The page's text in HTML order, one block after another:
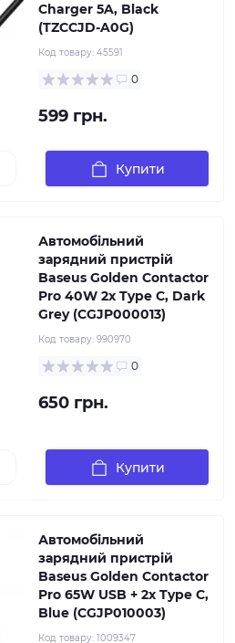
Charger 5A, Black
(TZCCJD-A0G)
Код товару: 45591
0
599 грн.
Купити
Автомобільний
зарядний пристрій
Baseus Golden Contactor
Pro 40W 2x Type C, Dark
Grey (CGJP000013)
Код товару: 990970
0
650 грн.
Купити
Автомобільний
зарядний пристрій
Baseus Golden Contactor
Pro 65W USB + 2x Type C,
Blue (CGJP010003)
Код товару: 1009347